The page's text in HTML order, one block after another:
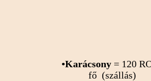
•Karácsony = 120
fő (szállás)